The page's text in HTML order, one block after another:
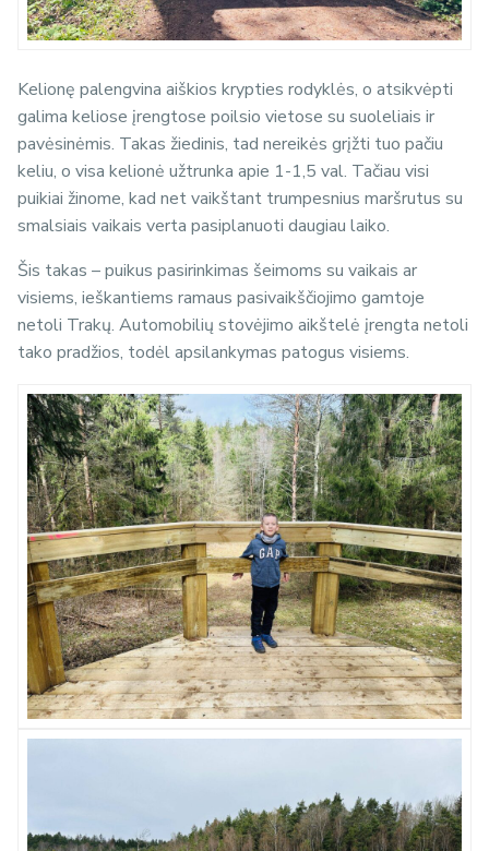
Kelionę palengvina aiškios krypties rodyklės, o atsikvėpti
galima keliose įrengtose poilsio vietose su suoleliais ir
pavėsinėmis. Takas žiedinis, tad nereikės grįžti tuo pačiu
keliu, o visa kelionė užtrunka apie 1-1,5 val. Tačiau visi
puikiai žinome, kad net vaikštant trumpesnius maršrutus su
smalsiais vaikais verta pasiplanuoti daugiau laiko.
Šis takas – puikus pasirinkimas šeimoms su vaikais ar
visiems, ieškantiems ramaus pasivaikščiojimo gamtoje
netoli Trakų. Automobilių stovėjimo aikštelė įrengta netoli
tako pradžios, todėl apsilankymas patogus visiems.